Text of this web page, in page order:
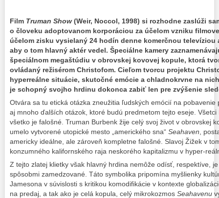
Film Truman Show(Weir, Noccol, 1998) si rozhodne zaslúži
o človeku adoptovanom korporáciou za účelom vzniku
účelom zisku vysielaný 24 hodín denne komerčnou
aby o tom hlavný aktér vedel. Špeciálne kamery
špeciálnom megaštúdiu v obrovskej kovovej kopule, ktorá
ovládaný režisérom Christofom. Cieľom tvorcu projektu
hyperreálne situácie, skutočné emócie a chladnokrvne na
je schopný svojho hrdinu dokonca zabiť len pre zvýšenie
Otvára sa tu etická otázka zneužitia ľudských emócií na pobavenie
aj mnoho ďalších otázok, ktoré budú predmetom tejto eseje.
všetko je falošné. Truman Burbenk žije celý svoj život v obrovskej
umelo vytvorené utopické mesto „amerického sna“ Seahaven ,
americky ideálne, ale zároveň kompletne falošné. Slavoj Žižek v
konzumného kalifornského raja neskorého kapitalizmu v hyper-
Z tejto zlatej klietky však hlavný hrdina nemôže odísť, respektíve,
spôsobmi zamedzované. Táto symbolika pripomína myšlienky
Jamesona v súvislosti s kritikou komodifikácie v kontexte
na predaj, a tak ako je celá kopula, celý mikrokozmos Seahavenu